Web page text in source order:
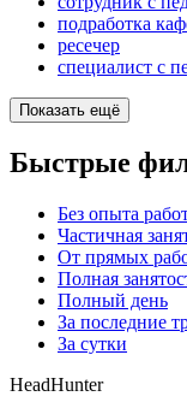
подработка
ресечер
специалист с
Показать ещё
Быстрые
Без опыта
Частичная
От прямых
Полная
Полный день
За последние
За сутки
HeadHunter